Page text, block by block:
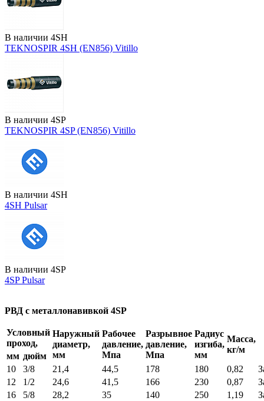
В наличии 4SH
TEKNOSPIR 4SH (EN856) Vitillo
В наличии 4SP
TEKNOSPIR 4SP (EN856) Vitillo
В наличии 4SH
4SH Pulsar
В наличии 4SP
4SP Pulsar
РВД с металлонавивкой 4SP
Условный
проход,
Наружный
диаметр,
мм
Рабочее
давление,
Мпа
Разрывное
давление,
Мпа
Радиус
изгиба,
мм
Масса,
кг/м
мм дюйм
10
3/8 21,4 44,5 178 180 0,82
12
1/2 24,6 41,5 166 230 0,87
16
5/8 28,2 35 140 250 1,19